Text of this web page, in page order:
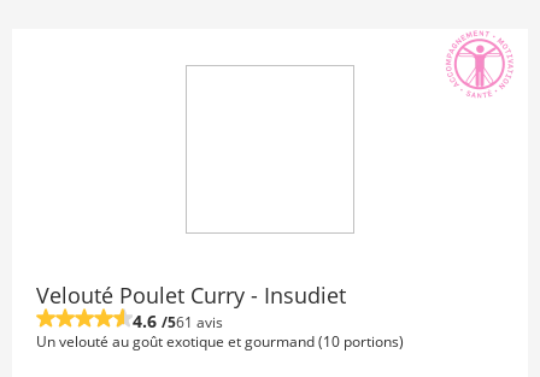
Velouté Poulet Curry - Insudiet
4.6 /561 avis
Un velouté au goût exotique et gourmand (10 portions)